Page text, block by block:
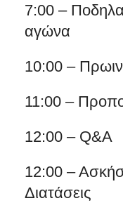
7:00 –
αγώνα
10:00 –
11:00 –
12:00 – Q&A
12:00 –
Διατάσεις